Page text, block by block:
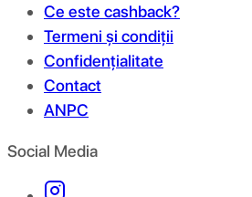
Ce este cashback?
Termeni și condiții
Confidențialitate
Contact
ANPC
Social Media